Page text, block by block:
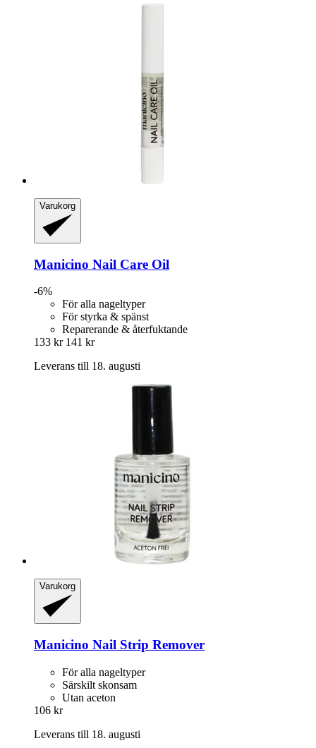
Varukorg
Manicino Nail Care Oil
-6%
För alla nageltyper
För styrka & spänst
Reparerande & återfuktande
133 kr 141 kr
Leverans till 18. augusti
Varukorg
Manicino Nail Strip Remover
För alla nageltyper
Särskilt skonsam
Utan aceton
106 kr
Leverans till 18. augusti